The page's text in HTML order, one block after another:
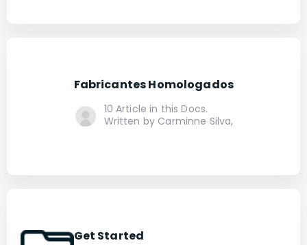
Fabricantes Homologados
10 Article in this Docs.
Written by Carminne Silva,
Get Started